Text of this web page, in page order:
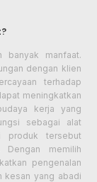
banyak manfaat.
dengan klien
terhadap
meningkatkan
kerja yang
sebagai alat
produk tersebut
memilih
pengenalan
kesan yang abadi